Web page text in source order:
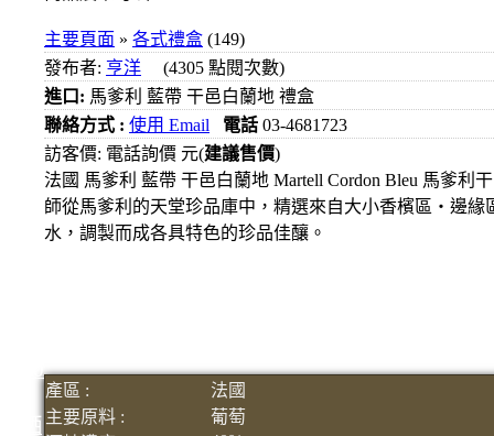
紅洒
主要頁面 » 各式禮盒 (149)
發布者: 亨洋 (4305 點閱次數)
進口: 馬爹利 藍帶 干邑白蘭地 禮盒
聯絡方式 : 使用 Email 電話 03-4681723
訪客價: 電話詢價 元(建議售價)
法國 馬爹利 藍帶 干邑白蘭地 Martell Cordon Bleu 馬爹利
師從馬爹利的天堂珍品庫中，精選來自大小香檳區‧邊緣
水，調製而成各具特色的珍品佳釀。
產區 :
法國
主要原料 :
葡萄